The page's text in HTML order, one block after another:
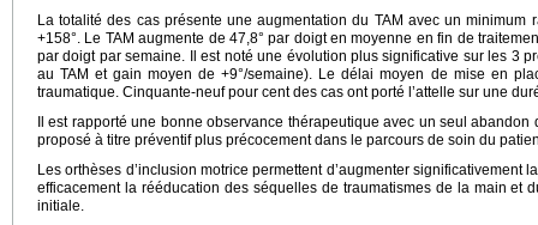
La totalité des cas présente une augmentation du TAM avec un minimum
+158°. Le TAM augmente de 47,8° par doigt en moyenne en fin de
par doigt par semaine. Il est noté une évolution plus significative sur les 3
au TAM et gain moyen de +9°/semaine). Le délai moyen de mise en
traumatique. Cinquante-neuf pour cent des cas ont porté l’attelle sur une
Il est rapporté une bonne observance thérapeutique avec un seul abandon
proposé à titre préventif plus précocement dans le parcours de soin du
Les orthèses d’inclusion motrice permettent d’augmenter significativement
efficacement la rééducation des séquelles de traumatismes de la main et
initiale.